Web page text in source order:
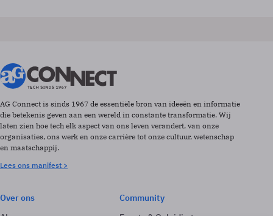
AG Connect is sinds 1967 de essentiële bron van ideeën en informatie
die betekenis geven aan een wereld in constante transformatie. Wij
laten zien hoe tech elk aspect van ons leven verandert, van onze
organisaties, ons werk en onze carrière tot onze cultuur, wetenschap
en maatschappij.
Lees ons manifest >
Over ons
Community